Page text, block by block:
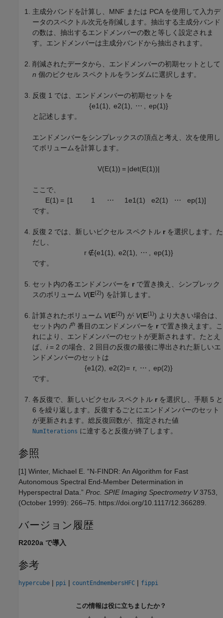
主成分バンドを計算し、MNF または PCA を使用して入力デ
ータのスペクトル次元を削減します。抽出する主成分バンド
の数は、抽出するエンドメンバーの数と等しく設定されま
す。エンドメンバーは主成分バンドから抽出されます。
削減されたデータから、エンドメンバーの初期セットとして
n 個のピクセル スペクトルをランダムに選択します。
反復 1 では、エンドメンバーの初期セットを
{e1(1), e2(1), ⋯ , ep(1)}
と記述します。
エンドメンバーをシンプレックスの頂点と考え、次を使用し
てボリュームを計算します。
V(E(1)) = |det(E(1))|
ここで、
E(1) = [1 1 ⋯ 1e1(1) e2(1) ⋯ ep(1)]
です。
反復 2 では、新しいピクセル スペクトル r を選択します。た
だし、
r ∉{e1(1), e2(1), ⋯ , ep(1)}
です。
セット内の各エンドメンバーを r で置き換え、シンプレック
スのボリューム V(E(2)) を計算します。
計算されたボリューム V(E(2)) が V(E(1)) より大きい場合は、
セット内の ith 番目のエンドメンバーを r で置き換えます。こ
れにより、エンドメンバーのセットが更新されます。たとえ
ば、 i= 2 の場合、2 回目の反復の最後に導出された新しいエ
ンドメンバーのセットは
{e1(2), e2(2)= r, ⋯ , ep(2)}
です。
各反復で、新しいピクセル スペクトル r を選択し、手順 5 と
6 を繰り返します。反復するごとにエンドメンバーのセット
が更新されます。総反復回数が、指定された値
NumIterations に達すると反復が終了します。
参照
[1] Winter, Michael E. “N-FINDR: An Algorithm for Fast
Autonomous Spectral End-Member Determination in
Hyperspectral Data.” Proc. SPIE Imaging Spectrometry V3753,
(October 1999): 266–75. https://doi.org/10.1117/12.366289.
バージョン履歴
R2020a で導入
参考
hypercube | ppi | countEndmembersHFC | fippi
この情報は役に立ちましたか？